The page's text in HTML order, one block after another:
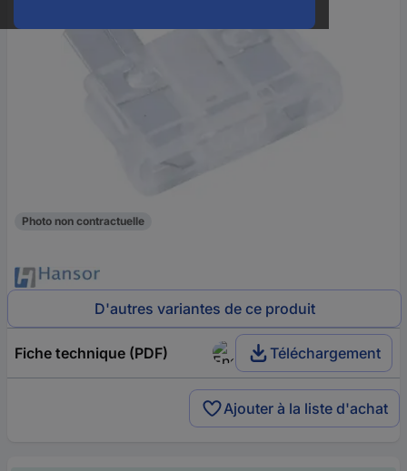
Photo non contractuelle
D'autres variantes de ce produit
Fiche technique (PDF) Téléchargement
Ajouter à la liste d'achat